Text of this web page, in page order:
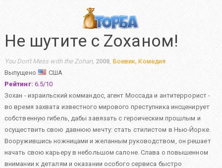
Не шутите с Zоханом!
You Don't Mess with the Zohan, 2008, Боевик,Комедия
Выпущено
США
Рейтинг: 6.5/10
Зохан - израильский коммандос, агент Моссада и антитеррорист -
во время захвата известного мирового преступника инсценирует
собственную гибель, дабы завязать с героическим прошлым и
осуществить свою давнюю мечту: стать стилистом в Нью-Йорке.
Вооружившись ножницами и желанным руководством, он решает
начать свою карьеру в небольшом салоне. Слава о повышенном
внимании к деталям и оказании особого сервиса быстро